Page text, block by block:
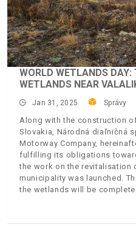
WORLD WETLANDS
WETLANDS NEAR
Jan 31, 2025 Správy
Along with the construction
Slovakia, Národná diaľničná
Motorway Company,
fulfilling its obligations
the work on the revitalisation
municipality was launched.
the wetlands will be